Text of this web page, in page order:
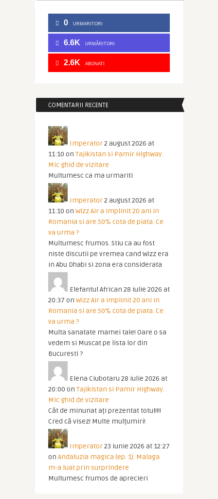
0 URMARITORI
6.6K URMĂRITORI
2.6K ABONATI
COMENTARII RECENTE
Imperator2 august 2026 at
11:10 on Tajikistan si Pamir Highway.
Mic ghid de vizitare
Multumesc ca ma urmariti
Imperator2 august 2026 at
11:10 on Wizz Air a implinit 20 ani in
Romania si are 50% cota de piata. Ce
va urma ?
Multumesc frumos. Stiu ca au fost
niste discutii pe vremea cand Wizz era
in Abu Dhabi si zona era considerata
Elefantul African 28 iulie 2026 at
20:37 on Wizz Air a implinit 20 ani in
Romania si are 50% cota de piata. Ce
va urma ?
Multa sanatate mamei tale! Oare o sa
vedem si Muscat pe lista lor din
Bucuresti ?
Elena Ciubotaru 28 iulie 2026 at
20:00 on Tajikistan si Pamir Highway.
Mic ghid de vizitare
Cât de minunat ați prezentat totul!!!!
Cred că visez! Multe mulțumiri!
Imperator23 iunie 2026 at 12:27
on Andaluzia magica (ep. 1). Malaga
m-a luat prin surprindere
Multumesc frumos de aprecieri